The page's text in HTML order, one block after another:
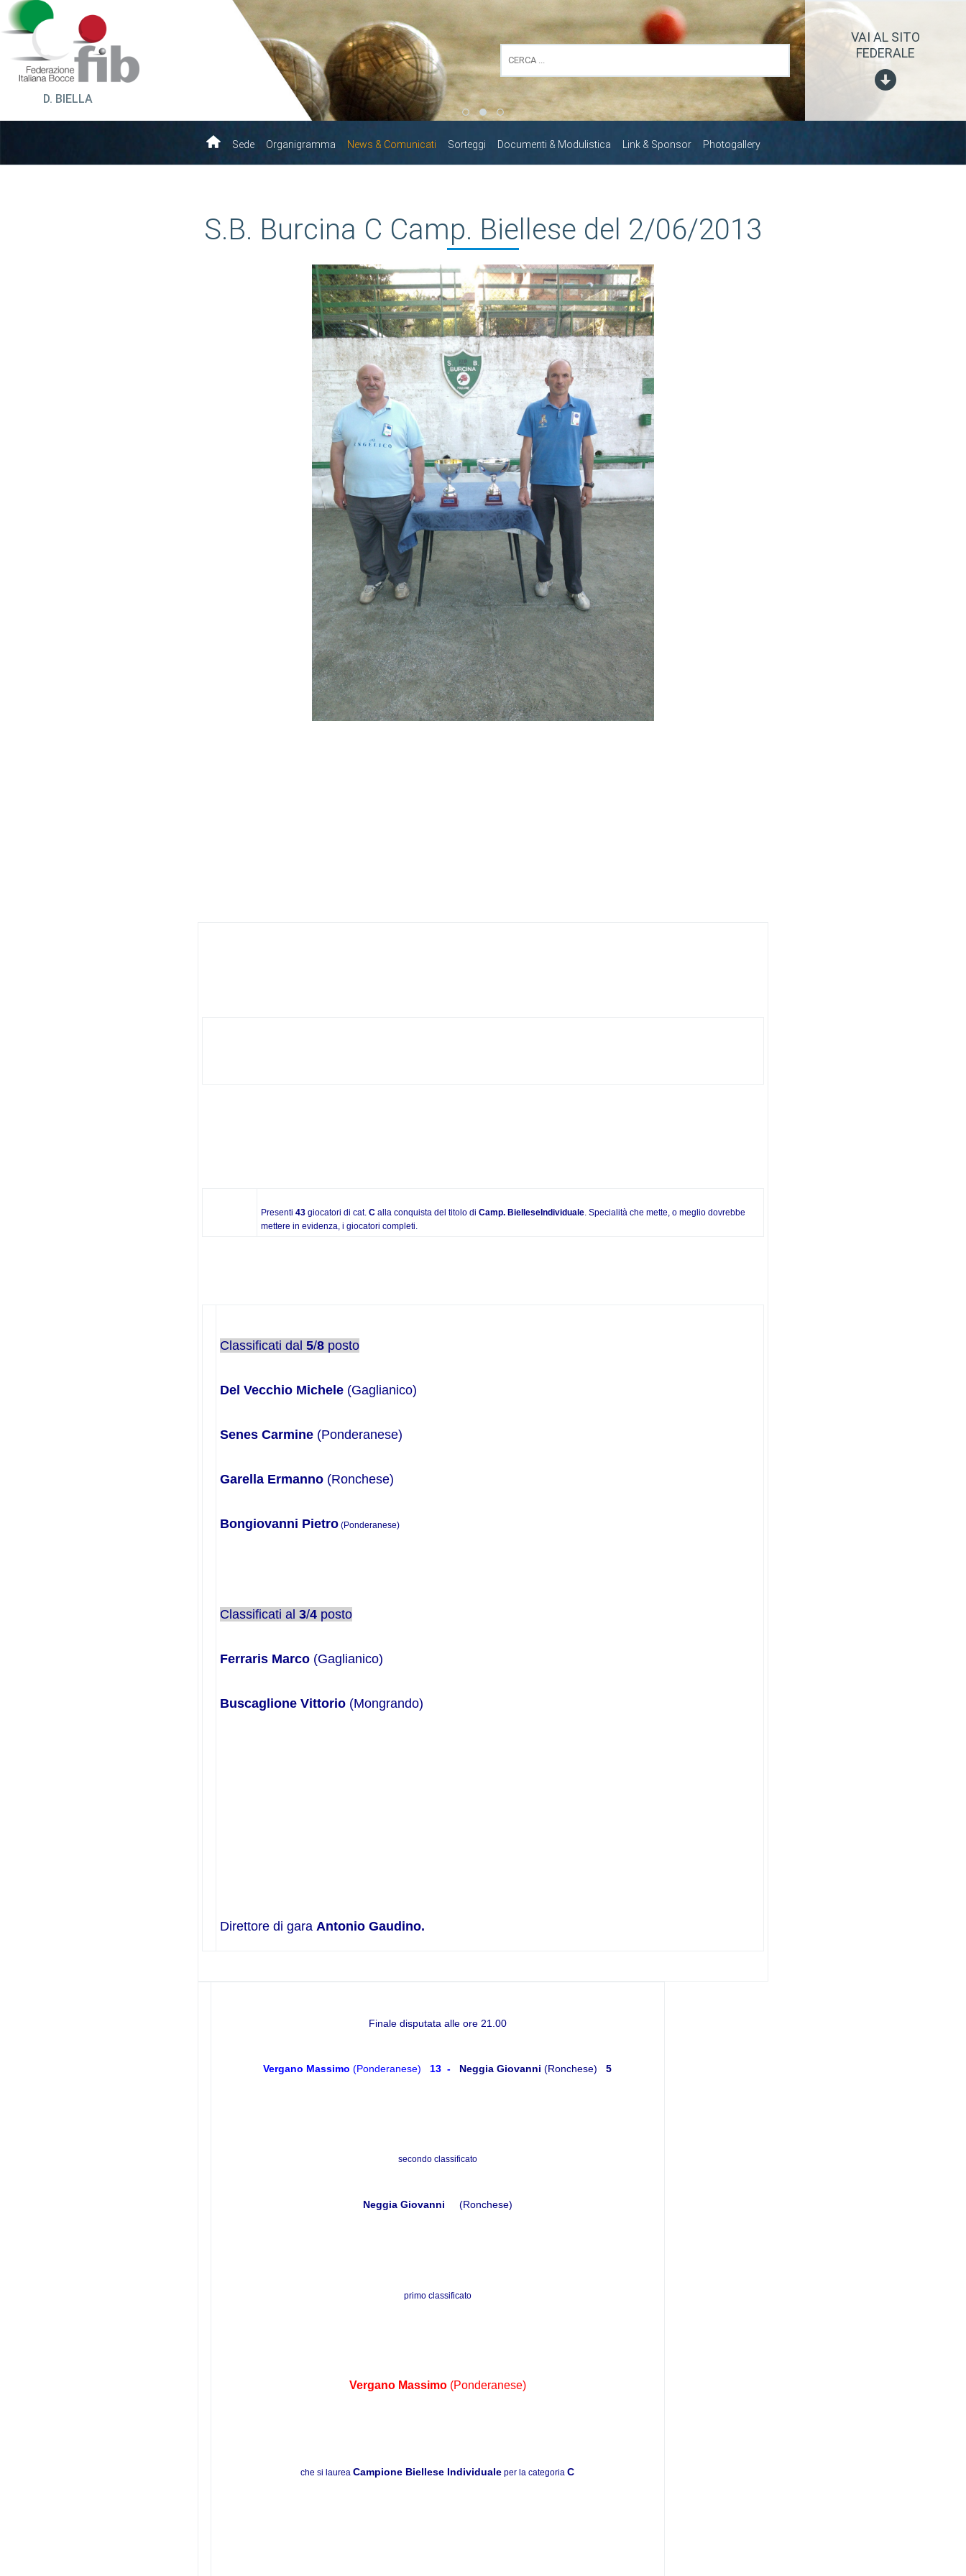
D. BIELLA
VAI AL SITO
FEDERALE
Sede Organigramma News & Comunicati Sorteggi Documenti & Modulistica Link & Sponsor Photogallery
S.B. Burcina C Camp. Biellese del 2/06/2013
Presenti 43giocatori di cat. C alla conquista del titolo di Camp. BielleseIndividuale. Specialità che mette, o meglio dovrebbe
mettere in evidenza, i giocatori completi.
Classificati dal 5/8posto
Del Vecchio Michele(Gaglianico)
Senes Carmine (Ponderanese)
Garella Ermanno(Ronchese)
Bongiovanni Pietro(Ponderanese)
Classificati al 3/4posto
Ferraris Marco(Gaglianico)
Buscaglione Vittorio(Mongrando)
Direttore di gara Antonio Gaudino.
Finale disputata alle ore 21.00
Vergano Massimo (Ponderanese) 13 - Neggia Giovanni (Ronchese) 5
secondo classificato
Neggia Giovanni (Ronchese)
primo classificato
Vergano Massimo (Ponderanese)
che si laureaCampione Biellese Individuale per la categoriaC